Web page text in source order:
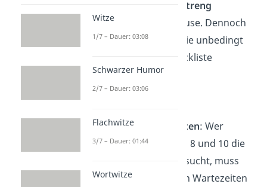
nicht ganz so streng
genommen wie zu Hause. Dennoch
gibt es einige Dinge, die unbedingt
auf deine Festival Checkliste
gehören.
Vermeide Stoßzeiten: Wer
morgens zwischen 8 und 10 die
Sanitäranlagen besucht, muss
mit ziemlich langen Wartezeiten
Witze
1/7 – Dauer: 03:08
Schwarzer Humor
2/7 – Dauer: 03:06
Flachwitze
3/7 – Dauer: 01:44
Wortwitze